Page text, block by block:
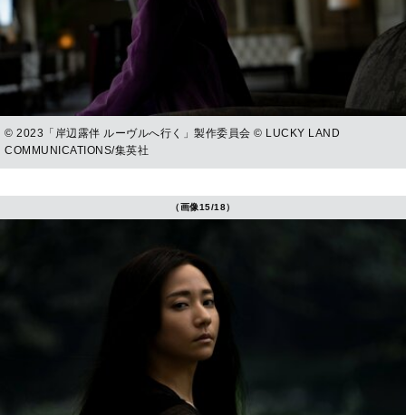
© 2023「岸辺露伴 ルーヴルへ行く」製作委員会 © LUCKY LAND
COMMUNICATIONS/集英社
（画像15/18）